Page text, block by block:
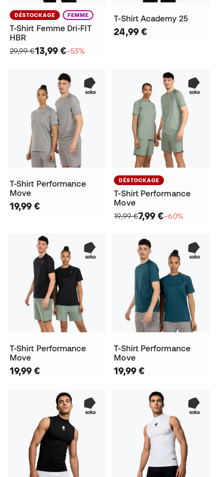
DÉSTOCKAGE FEMME
T-Shirt Femme Dri-FIT
HBR
29,99 €13,99 €−53%
T-Shirt Academy 25
24,99 €
T-Shirt Performance
Move
19,99 €
DÉSTOCKAGE
T-Shirt Performance
Move
19,99 €7,99 €−60%
T-Shirt Performance
Move
19,99 €
T-Shirt Performance
Move
19,99 €